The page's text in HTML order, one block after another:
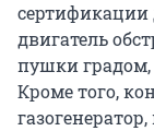
сертификации
двигатель
пушки
Кроме того,